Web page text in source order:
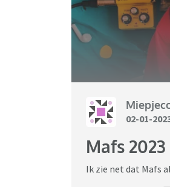
02-01-
Mafs 2023
Ik zie net dat Mafs